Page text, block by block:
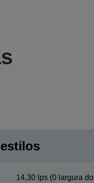
14,30 lps (0 largura do